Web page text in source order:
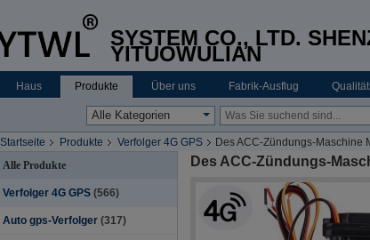
SYSTEM CO., LTD.
YITUOWULIAN
Haus Produkte Über uns Fabrik-Ausflug
Startseite Produkte Verfolger 4G GPS Des ACC-Zündungs-Maschine
Alle Produkte
Verfolger 4G GPS (566)
Auto gps-Verfolger (317)
Des ACC-Zündungs-